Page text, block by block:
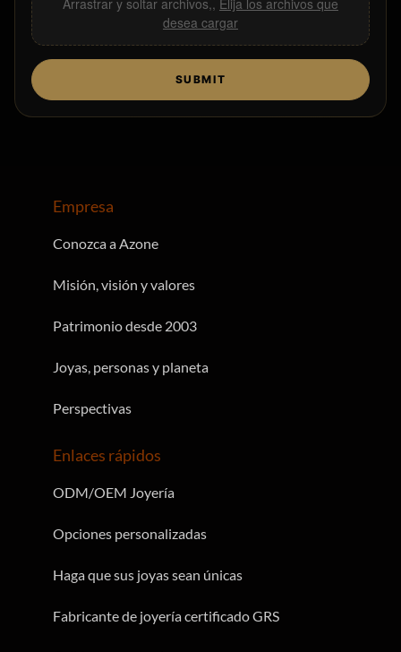
Arrastrar y soltar archivos,, Elija los archivos que
desea cargar
SUBMIT
Enlaces rápidos
ODM/OEM Joyería
Opciones personalizadas
Haga que sus joyas sean únicas
Fabricante de joyería certificado GRS
Empresa
Conozca a Azone
Misión, visión y valores
Patrimonio desde 2003
Joyas, personas y planeta
Perspectivas